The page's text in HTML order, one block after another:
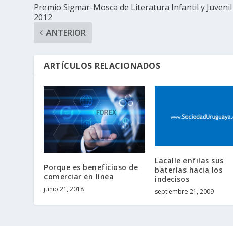
Premio Sigmar-Mosca de Literatura Infantil y Juvenil
2012
ANTERIOR
ARTÍCULOS RELACIONADOS
Porque es beneficioso de
comerciar en línea
junio 21, 2018
Lacalle enfilas sus
baterías hacia los
indecisos
septiembre 21, 2009